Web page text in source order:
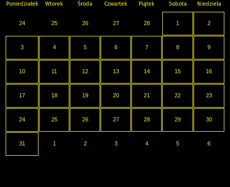
Poniedziałek Wtorek Środa Czwartek Piątek Sobota Niedziela
24 25 26 27 28 1 2
3 4 5 6 7 8 9
10 11 12 13 14 15 16
17 18 19 20 21 22 23
24 25 26 27 28 29 30
31 1 2 3 4 5 6